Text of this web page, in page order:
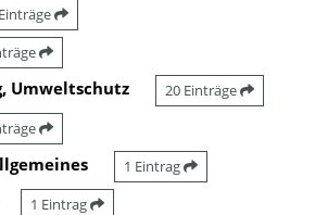
Umweltschutz 20 Einträge
1 Eintrag
1 Eintrag